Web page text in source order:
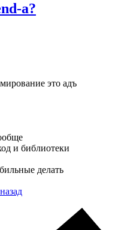
а?
это адъ
и библиотеки
делать